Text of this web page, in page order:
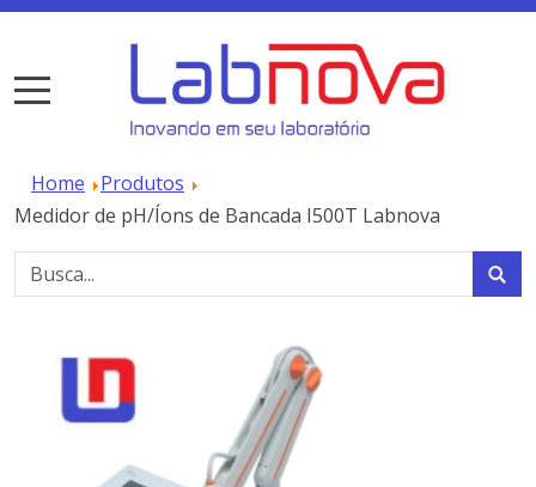
Home
Produtos
Medidor de pH/Íons de Bancada I500T Labnova